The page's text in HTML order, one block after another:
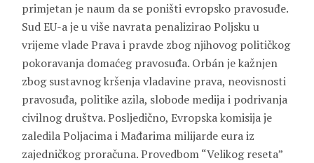
primjetan je naum da se poništi evropsko pravosuđe.
Sud EU-a je u više navrata penalizirao Poljsku u
vrijeme vlade Prava i pravde zbog njihovog političkog
pokoravanja domaćeg pravosuđa. Orbán je kažnjen
zbog sustavnog kršenja vladavine prava, neovisnosti
pravosuđa, politike azila, slobode medija i podrivanja
civilnog društva. Posljedično, Evropska komisija je
zaledila Poljacima i Mađarima milijarde eura iz
zajedničkog proračuna. Provedbom “Velikog reseta”